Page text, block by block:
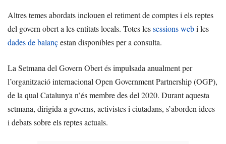
Altres temes abordats inclouen el retiment de comptes i els reptes
del govern obert a les entitats locals. Totes lessessions webi les
dades de balançestan disponibles per a consulta.
La Setmana del Govern Obert és impulsada anualment per
l’organització internacional Open Government Partnership (OGP),
de la qual Catalunya n’és membre des del 2020. Durant aquesta
setmana, dirigida a governs, activistes i ciutadans, s’aborden idees
i debats sobre els reptes actuals.